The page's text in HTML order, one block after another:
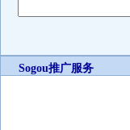
Sogou推广服务